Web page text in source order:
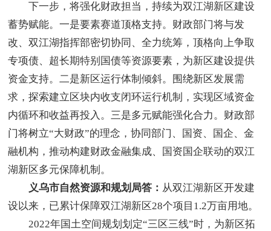
下一步，将强化财政担当，持续为双江湖新区建设
蓄势赋能。一是要素赛道顶格支持。财政部门将与发
改、双江湖指挥部密切协同、全力统筹，顶格向上争取
专项债、超长期特别国债等资源要素，为新区建设提供
资金支持。二是新区运行体制倾斜。围绕新区发展需
求，探索建立区块内收支闭环运行机制，实现区域资金
内循环和收益再投入。三是多元赋能强化合力。财政部
门将树立“大财政”的理念，协同部门、国资、国企、金
融机构，推动构建财政金融集成、国资国企联动的双江
湖新区多元保障机制。
义乌市自然资源和规划局答： 从双江湖新区开发建
设以来，已累计保障双江湖新区28个项目1.2万亩用地。
2022年国土空间规划划定“三区三线”时，为新区拓